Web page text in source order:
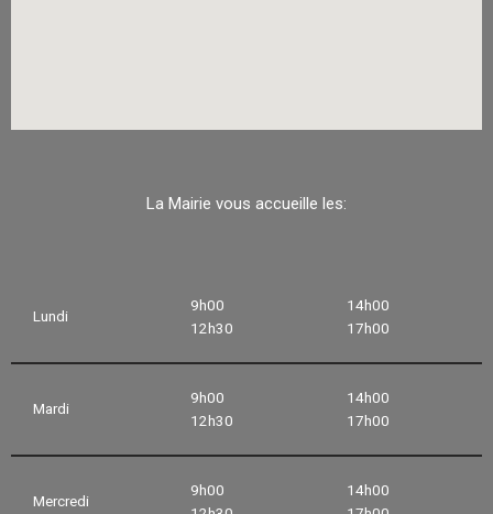
La Mairie vous accueille les:
Lundi
9h00
12h30
14h00
17h00
Mardi
9h00
12h30
14h00
17h00
Mercredi
9h00
14h00